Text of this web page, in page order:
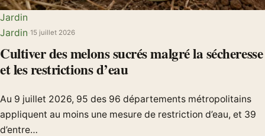
Jardin
Jardin 15 juillet 2026
Cultiver des melons sucrés malgré la sécheresse
et les restrictions d’eau
Au 9 juillet 2026, 95 des 96 départements métropolitains
appliquent au moins une mesure de restriction d’eau, et 39
d’entre…